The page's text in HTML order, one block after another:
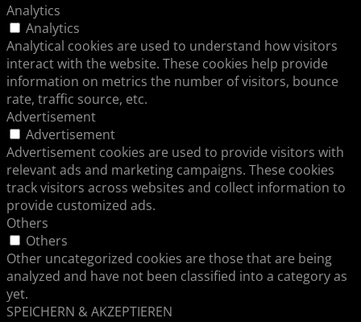
Analytics
Analytics
Analytical cookies are used to understand how visitors
interact with the website. These cookies help provide
information on metrics the number of visitors, bounce
rate, traffic source, etc.
Advertisement
Advertisement
Advertisement cookies are used to provide visitors with
relevant ads and marketing campaigns. These cookies
track visitors across websites and collect information to
provide customized ads.
Others
Others
Other uncategorized cookies are those that are being
analyzed and have not been classified into a category as
yet.
SPEICHERN & AKZEPTIEREN